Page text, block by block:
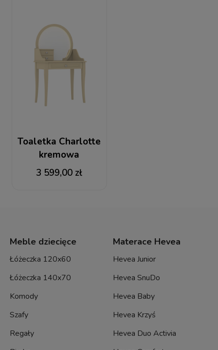
Toaletka Charlotte
kremowa
3 599,00 zł
Meble dziecięce
Łóżeczka 120x60
Łóżeczka 140x70
Komody
Szafy
Regały
Materace Hevea
Hevea Junior
Hevea SnuDo
Hevea Baby
Hevea Krzyś
Hevea Duo Activia